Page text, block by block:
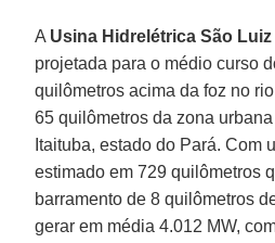
A Usina Hidrelétrica São
projetada para o médio curso
quilômetros acima da foz no
65 quilômetros da zona
Itaituba, estado do Pará. Com
estimado em 729 quilômetros
barramento de 8 quilômetros
gerar em média 4.012 MW,